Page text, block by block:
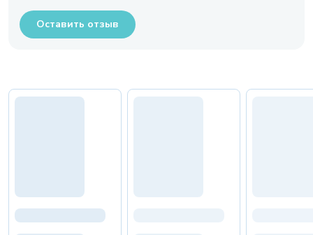
Оставить отзыв